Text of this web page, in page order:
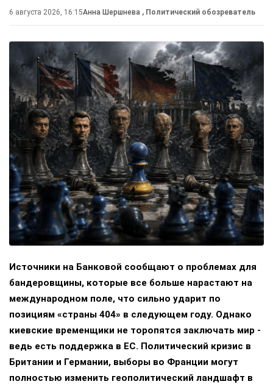
6 августа 2026, 16:15Анна Шершнева , Политический обозреватель
Источники на Банковой сообщают о проблемах для
бандеровщины, которые все больше нарастают на
международном поле, что сильно ударит по
позициям «страны 404» в следующем году. Однако
киевские временщики не торопятся заключать мир -
ведь есть поддержка в ЕС. Политический кризис в
Британии и Германии, выборы во Франции могут
полностью изменить геополитический ландшафт в